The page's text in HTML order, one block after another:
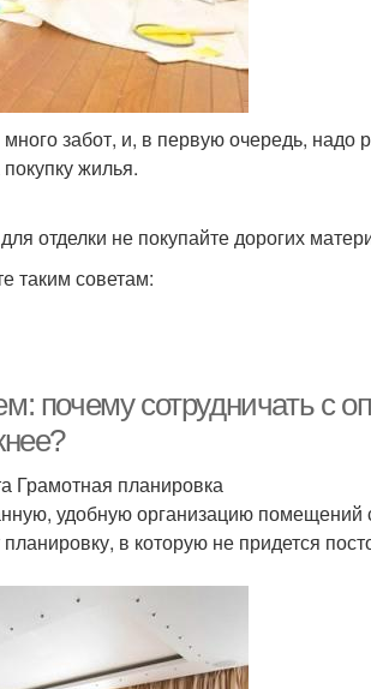
забот, и, в первую очередь, надо
жилья.
отделки не покупайте дорогих
таким советам:
почему сотрудничать с
Грамотная планировка
удобную организацию помещений
в которую не придется